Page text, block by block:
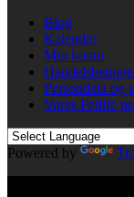
Blog
Kalender
Min konto
Persondata og
Vores Fetlife
Powered by